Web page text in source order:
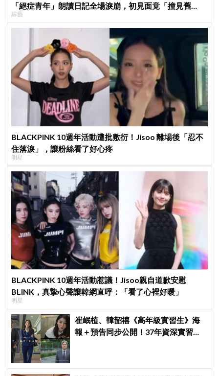
「絕症青年」朗讀日記全場淚崩，初見面竟「撞見舊
識」！
綜藝
BLACKPINK 10週年活動遭批敷衍！Jisoo 離場後「忍不
住落淚」，讓粉絲看了好心疼
明星
BLACKPINK 10週年活動惹議！Jisoo親自道歉安慰
BLINK，真摯心聲讓韓網直呼：「看了心裡好暖」
明星
崔岷植、韓韶禧《高年級實習生》海
報＋預告同步公開！37年資深實習生